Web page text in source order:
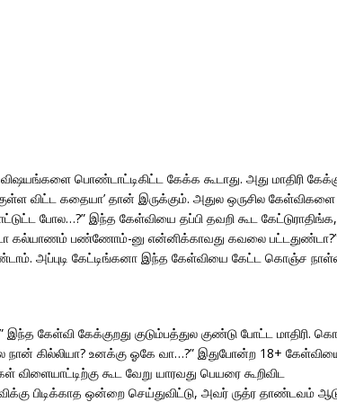
பொண்டாட்டிகிட்ட கேக்க கூடாது. அது மாதிரி
விட்ட கதையா’ தான் இருக்கும். அதுல ஒருசில
போல…?” இந்த கேள்வியை தப்பி தவறி கூட
கல்யாணம் பண்ணோம்-னு என்னிக்காவது கவலை
அப்புடி கேட்டிங்கனா இந்த கேள்வியை கேட்ட கொஞ்ச
இந்த கேள்வி கேக்குறது குடும்பத்துல குண்டு போட்ட மாதிரி.
நான் கில்லியா? உனக்கு ஓகே வா…?” இதுபோன்ற 18+
கூட வேறு யாரவது பெயரை கூறிவிட
பிடிக்காத ஒன்றை செய்துவிட்டு, அவர் ருத்ர தாண்டவம்